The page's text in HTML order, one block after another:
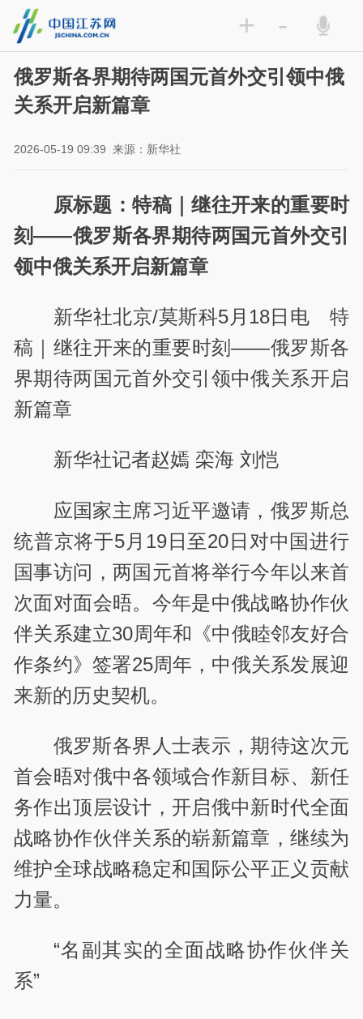
+ -
俄罗斯各界期待两国元首外交引领中俄
关系开启新篇章
2026-05-19 09:39 来源：新华社
原标题：特稿｜继往开来的重要时
刻——俄罗斯各界期待两国元首外交引
领中俄关系开启新篇章
新华社北京/莫斯科5月18日电 特
稿｜继往开来的重要时刻——俄罗斯各
界期待两国元首外交引领中俄关系开启
新篇章
新华社记者赵嫣 栾海 刘恺
应国家主席习近平邀请，俄罗斯总
统普京将于5月19日至20日对中国进行
国事访问，两国元首将举行今年以来首
次面对面会晤。今年是中俄战略协作伙
伴关系建立30周年和《中俄睦邻友好合
作条约》签署25周年，中俄关系发展迎
来新的历史契机。
俄罗斯各界人士表示，期待这次元
首会晤对俄中各领域合作新目标、新任
务作出顶层设计，开启俄中新时代全面
战略协作伙伴关系的崭新篇章，继续为
维护全球战略稳定和国际公平正义贡献
力量。
“名副其实的全面战略协作伙伴关
系”